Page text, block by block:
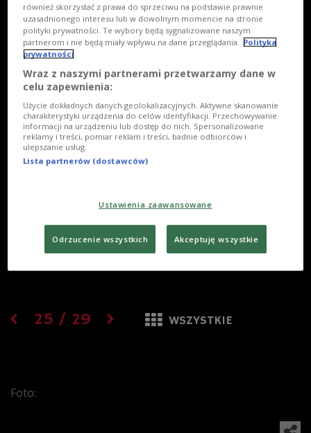
25 / 29 WSZYSTKIE
Foto:
również skorzystać z prawa do sprzeciwu na podstawie prawnie
uzasadnionego interesu lub w dowolnym momencie na stronie
polityki prywatności. Te wybory będą sygnalizowane naszym
partnerom i nie będą miały wpływu na dane przeglądania.
Polityka
prywatności
Wraz z naszymi partnerami przetwarzamy dane w
celu zapewnienia:
Użycie dokładnych danych geolokalizacyjnych. Aktywne skanowanie
charakterystyki urządzenia do celów identyfikacji. Przechowywanie
informacji na urządzeniu lub dostęp do nich. Spersonalizowane
reklamy i treści, pomiar reklam i treści, badnie odbiorców i
ulepszanie usług.
Lista partnerów (dostawców)
Ustawienia zaawansowane
Odrzucenie wszystkich Akceptuję wszystkie